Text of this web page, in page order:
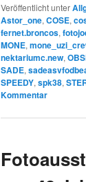
Veröffentlicht unter
Astor_one, COSE,
fernet.broncos,
MONE,
nektariumc.new,
SADE,
SPEEDY, spk38,
Kommentar